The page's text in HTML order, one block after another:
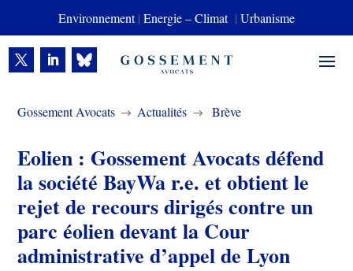
Environnement| Energie – Climat | Urbanisme
Gossement Avocats $ Actualités $ Brève
Eolien : Gossement Avocats défend
la société BayWa r.e. et obtient le
rejet de recours dirigés contre un
parc éolien devant la Cour
administrative d’appel de Lyon